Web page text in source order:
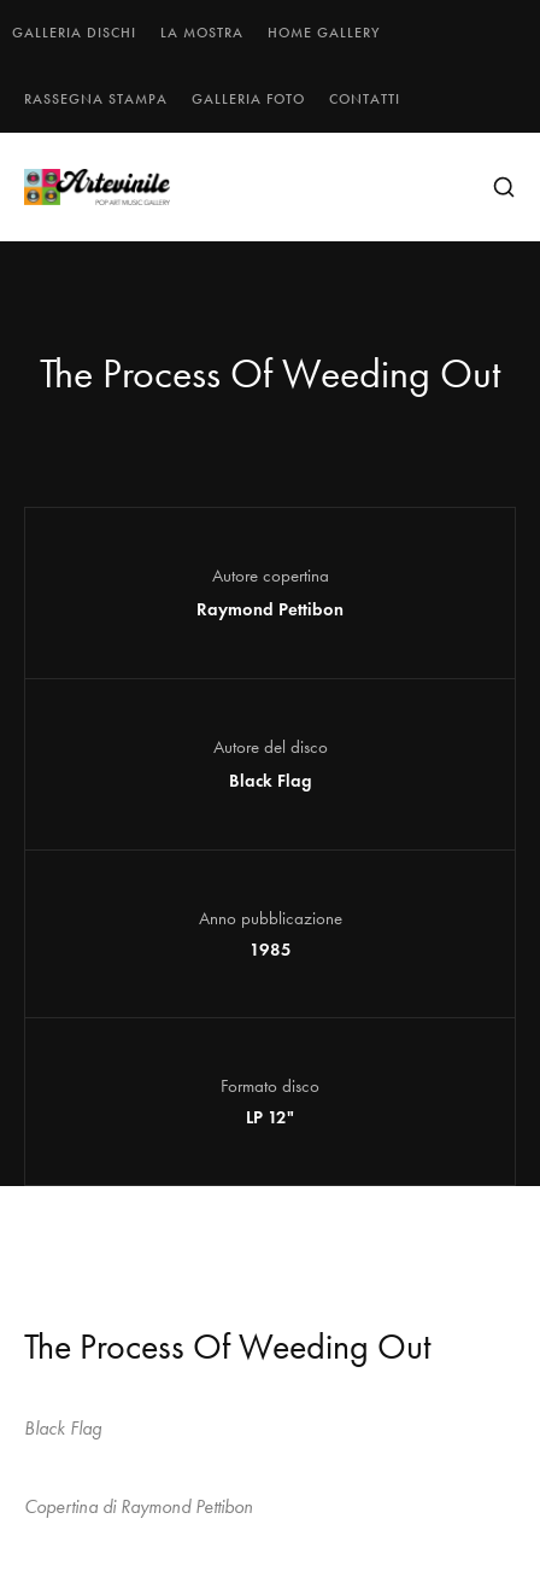
GALLERIA DISCHI LA MOSTRA HOME GALLERY
RASSEGNA STAMPA GALLERIA FOTO CONTATTI
The Process Of Weeding Out
Autore copertina
Raymond Pettibon
Autore del disco
Black Flag
Anno pubblicazione
1985
Formato disco
LP 12"
The Process Of Weeding Out
Black Flag
Copertina di Raymond Pettibon